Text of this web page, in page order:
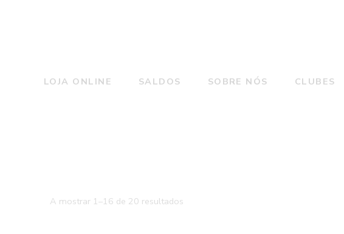
LOJA ONLINE
SALDOS SOBRE NÓS CLUBES
A mostrar 1–16 de 20 resultados